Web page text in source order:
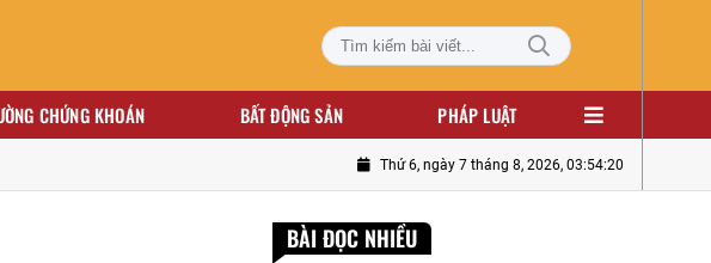
CHỨNG KHOÁN BẤT ĐỘNG SẢN PHÁP LUẬT
Thứ 6, ngày 7 tháng 8, 2026, 03:54:21
BÀI ĐỌC NHIỀU